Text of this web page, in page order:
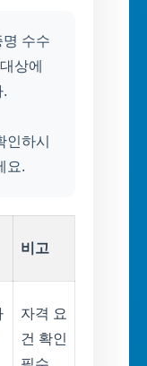
수수
상에
.
인하시
요.
비고
자격 요
건 확인